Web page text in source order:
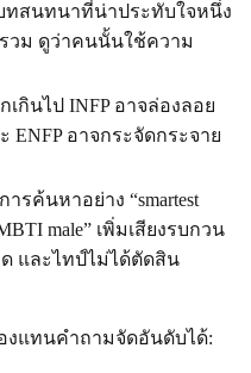
สนทนาที่น่าประทับใจหนึ่ง
วม ดูว่าคนนั้นใช้ความ
กินไป INFP อาจล่องลอย
ENFP อาจกระจัดกระจาย
รค้นหาอย่าง “smartest
male” เพิ่มเสียงรบกวน
และไทป์ไม่ได้ตัดสิน
งแทนคำถามจัดอันดับได้: